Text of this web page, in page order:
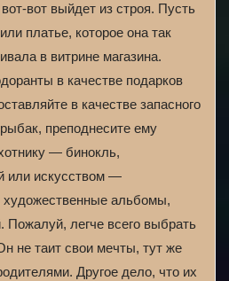
вот выйдет из строя. Пусть
платье, которое она так
в витрине магазина.
в качестве подарков
в качестве запасного
преподнесите ему
— бинокль,
или искусством —
художественные альбомы,
Пожалуй, легче всего выбрать
не таит свои мечты, тут же
Другое дело, что их